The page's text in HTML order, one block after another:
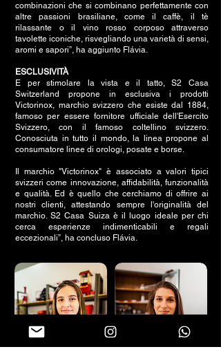
combinazioni che si combinano perfettamente con
altre passioni brasiliane, come il caffè, il tè
rilassante o il vino rosso corposo attraverso
tavolette iconiche, risvegliando una varietà di sensi,
aromi e sapori”, ha aggiunto Flávia.
ESCLUSIVITÀ
E per stimolare la vista e il tatto, S2 Casa
Switzerland propone in esclusiva i prodotti
Victorinox, marchio svizzero che esiste dal 1884,
famoso per essere fornitore ufficiale dell'Esercito
Svizzero, con il famoso coltellino svizzero.
Conosciuta in tutto il mondo, la linea propone al
consumatore linee di orologi, posate e borse.
Il marchio "Victorinox" è associato a valori tipici
svizzeri come innovazione, affidabilità, funzionalità
e qualità. Ed è quello che cerchiamo di offrire ai
nostri clienti, attestando sempre l'originalità del
marchio. S2 Casa Suiza è il luogo ideale per chi
cerca esperienze indimenticabili e regali
eccezionali”, ha concluso Flávia.